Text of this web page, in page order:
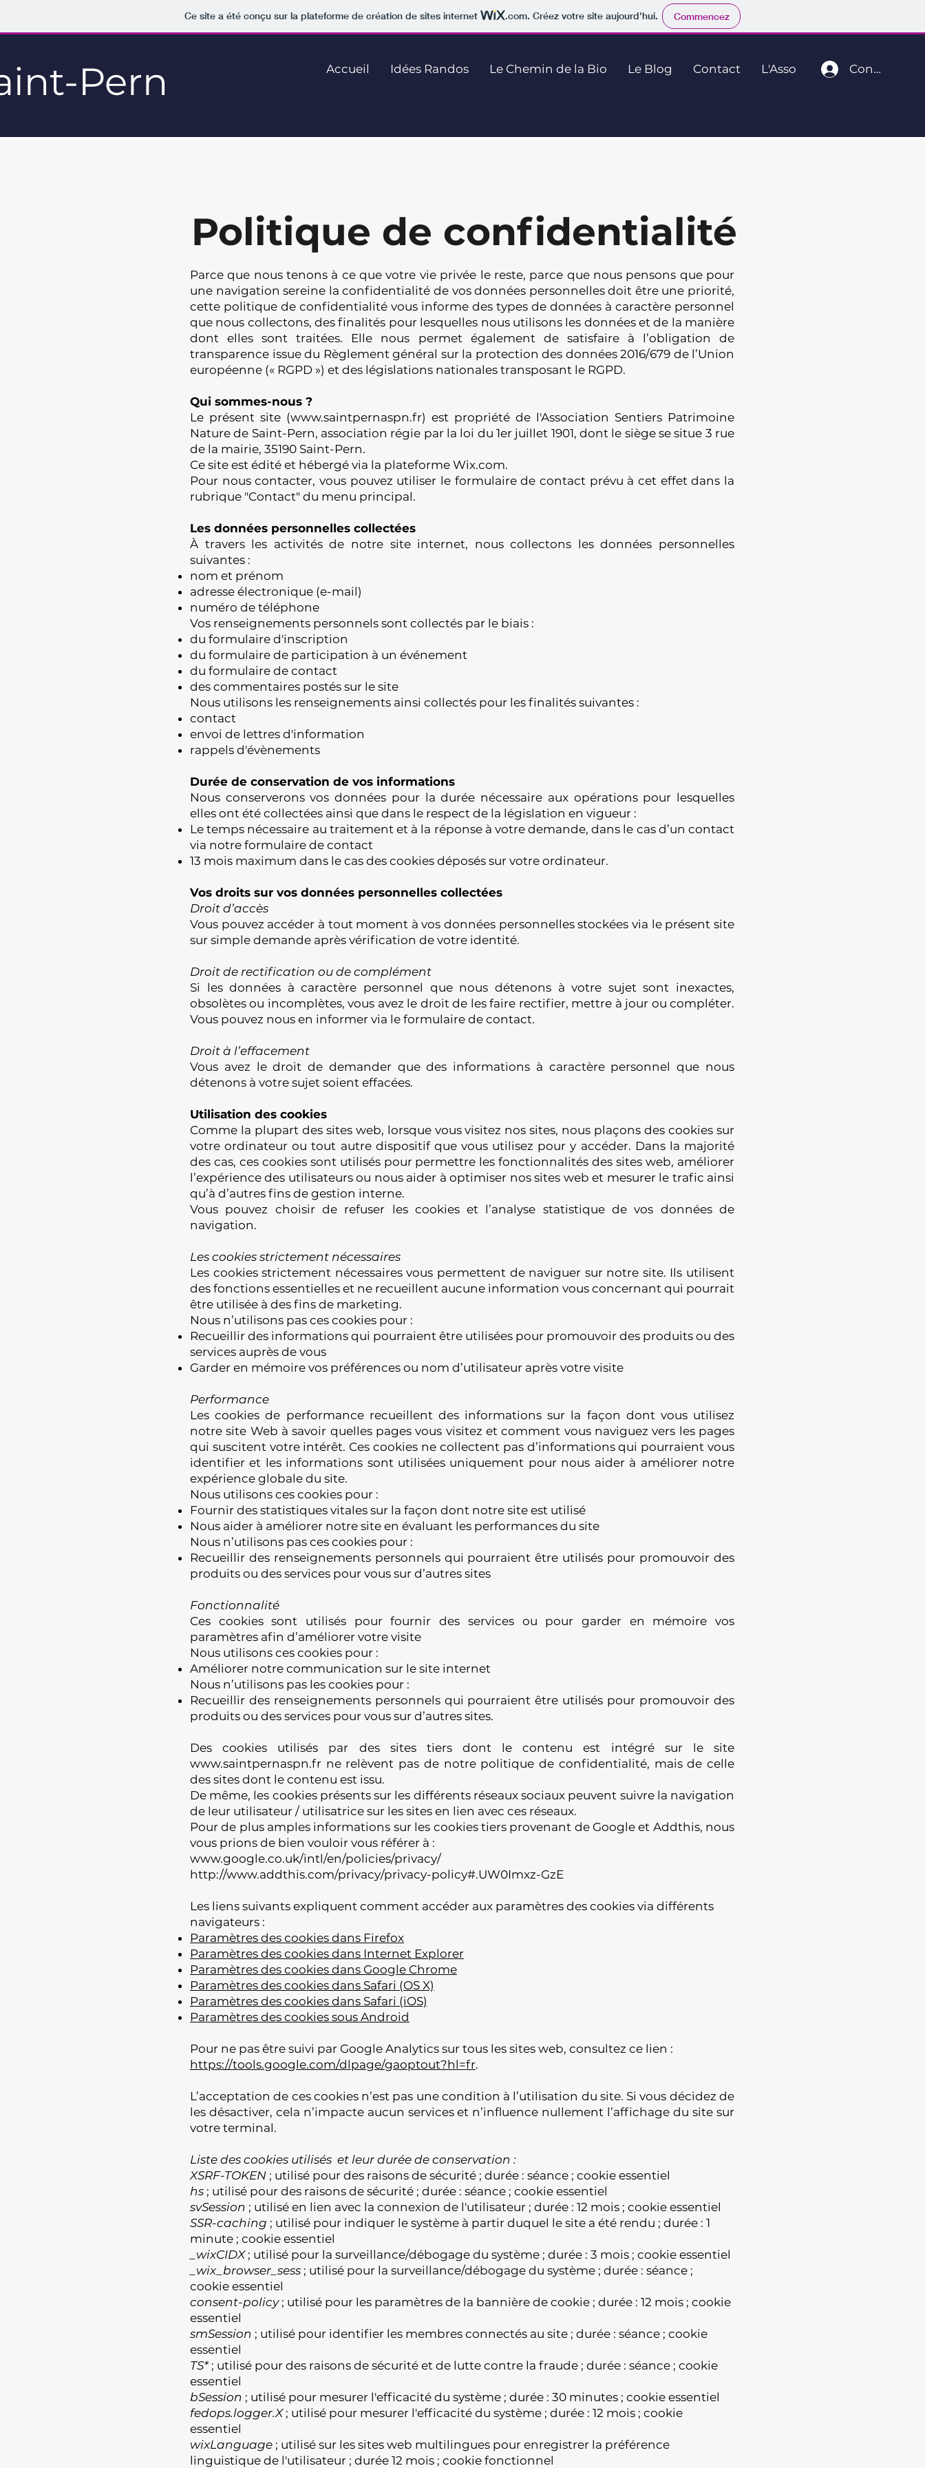
Ce site a été conçu sur la plateforme de création de sites internet .com. Créez votre site aujourd'hui. Commencez
Pern Accueil Idées Randos Le Chemin de la Bio Le Blog Contact L'Asso Connexion
Politique de confidentialité
Parce que nous tenons à ce que votre vie privée le reste, parce que nous pensons que pour
une navigation sereine la confidentialité de vos données personnelles doit être une priorité,
cette politique de confidentialité vous informe des types de données à caractère personnel
que nous collectons, des finalités pour lesquelles nous utilisons les données et de la manière
dont elles sont traitées. Elle nous permet également de satisfaire à l’obligation de
transparence issue du Règlement général sur la protection des données 2016/679 de l’Union
européenne (« RGPD ») et des législations nationales transposant le RGPD.
Qui sommes-nous ?
Le présent site (www.saintpernaspn.fr) est propriété de l'Association Sentiers Patrimoine
Nature de Saint-Pern, association régie par la loi du 1er juillet 1901, dont le siège se situe 3 rue
de la mairie, 35190 Saint-Pern.
Ce site est édité et hébergé via la plateforme Wix.com.
Pour nous contacter, vous pouvez utiliser le formulaire de contact prévu à cet effet dans la
rubrique "Contact" du menu principal.
Les données personnelles collectées
À travers les activités de notre site internet, nous collectons les données personnelles
suivantes :
nom et prénom
adresse électronique (e-mail)
numéro de téléphone
Vos renseignements personnels sont collectés par le biais :
du formulaire d'inscription
du formulaire de participation à un événement
du formulaire de contact
des commentaires postés sur le site
Nous utilisons les renseignements ainsi collectés pour les finalités suivantes :
contact
envoi de lettres d'information
rappels d'évènements
Durée de conservation de vos informations
Nous conserverons vos données pour la durée nécessaire aux opérations pour lesquelles
elles ont été collectées ainsi que dans le respect de la législation en vigueur :
Le temps nécessaire au traitement et à la réponse à votre demande, dans le cas d’un contact
via notre formulaire de contact
13 mois maximum dans le cas des cookies déposés sur votre ordinateur.
Vos droits sur vos données personnelles collectées
Droit d’accès
Vous pouvez accéder à tout moment à vos données personnelles stockées via le présent site
sur simple demande après vérification de votre identité.
Droit de rectification ou de complément
Si les données à caractère personnel que nous détenons à votre sujet sont inexactes,
obsolètes ou incomplètes, vous avez le droit de les faire rectifier, mettre à jour ou compléter.
Vous pouvez nous en informer via le formulaire de contact.
Droit à l’effacement
Vous avez le droit de demander que des informations à caractère personnel que nous
détenons à votre sujet soient effacées.
Utilisation des cookies
Comme la plupart des sites web, lorsque vous visitez nos sites, nous plaçons des cookies sur
votre ordinateur ou tout autre dispositif que vous utilisez pour y accéder. Dans la majorité
des cas, ces cookies sont utilisés pour permettre les fonctionnalités des sites web, améliorer
l’expérience des utilisateurs ou nous aider à optimiser nos sites web et mesurer le trafic ainsi
qu’à d’autres fins de gestion interne.
Vous pouvez choisir de refuser les cookies et l’analyse statistique de vos données de
navigation.
Les cookies strictement nécessaires
Les cookies strictement nécessaires vous permettent de naviguer sur notre site. Ils utilisent
des fonctions essentielles et ne recueillent aucune information vous concernant qui pourrait
être utilisée à des fins de marketing.
Nous n’utilisons pas ces cookies pour :
Recueillir des informations qui pourraient être utilisées pour promouvoir des produits ou des
services auprès de vous
Garder en mémoire vos préférences ou nom d’utilisateur après votre visite
Performance
Les cookies de performance recueillent des informations sur la façon dont vous utilisez
notre site Web à savoir quelles pages vous visitez et comment vous naviguez vers les pages
qui suscitent votre intérêt. Ces cookies ne collectent pas d’informations qui pourraient vous
identifier et les informations sont utilisées uniquement pour nous aider à améliorer notre
expérience globale du site.
Nous utilisons ces cookies pour :
Fournir des statistiques vitales sur la façon dont notre site est utilisé
Nous aider à améliorer notre site en évaluant les performances du site
Nous n’utilisons pas ces cookies pour :
Recueillir des renseignements personnels qui pourraient être utilisés pour promouvoir des
produits ou des services pour vous sur d’autres sites
Fonctionnalité
Ces cookies sont utilisés pour fournir des services ou pour garder en mémoire vos
paramètres afin d’améliorer votre visite
Nous utilisons ces cookies pour :
Améliorer notre communication sur le site internet
Nous n’utilisons pas les cookies pour :
Recueillir des renseignements personnels qui pourraient être utilisés pour promouvoir des
produits ou des services pour vous sur d’autres sites.
Des cookies utilisés par des sites tiers dont le contenu est intégré sur le site
www.saintpernaspn.fr ne relèvent pas de notre politique de confidentialité, mais de celle
des sites dont le contenu est issu.
De même, les cookies présents sur les différents réseaux sociaux peuvent suivre la navigation
de leur utilisateur / utilisatrice sur les sites en lien avec ces réseaux.
Pour de plus amples informations sur les cookies tiers provenant de Google et Addthis, nous
vous prions de bien vouloir vous référer à :
www.google.co.uk/intl/en/policies/privacy/
http://www.addthis.com/privacy/privacy-policy#.UW0Imxz-GzE
Les liens suivants expliquent comment accéder aux paramètres des cookies via différents
navigateurs :
Paramètres des cookies dans Firefox
Paramètres des cookies dans Internet Explorer
Paramètres des cookies dans Google Chrome
Paramètres des cookies dans Safari (OS X)
Paramètres des cookies dans Safari (iOS)
Paramètres des cookies sous Android
Pour ne pas être suivi par Google Analytics sur tous les sites web, consultez ce lien :
https://tools.google.com/dlpage/gaoptout?hl=fr.
L’acceptation de ces cookies n’est pas une condition à l’utilisation du site. Si vous décidez de
les désactiver, cela n’impacte aucun services et n’influence nullement l’affichage du site sur
votre terminal.
Liste des cookies utilisés et leur durée de conservation :
XSRF-TOKEN ; utilisé pour des raisons de sécurité ; durée : séance ; cookie essentiel
hs ; utilisé pour des raisons de sécurité ; durée : séance ; cookie essentiel
svSession ; utilisé en lien avec la connexion de l'utilisateur ; durée : 12 mois ; cookie essentiel
SSR-caching ; utilisé pour indiquer le système à partir duquel le site a été rendu ; durée : 1
minute ; cookie essentiel
_wixCIDX; utilisé pour la surveillance/débogage du système ; durée : 3 mois ; cookie essentiel
_wix_browser_sess ; utilisé pour la surveillance/débogage du système ; durée : séance ;
cookie essentiel
consent-policy; utilisé pour les paramètres de la bannière de cookie ; durée : 12 mois ; cookie
essentiel
smSession ; utilisé pour identifier les membres connectés au site ; durée : séance ; cookie
essentiel
TS*; utilisé pour des raisons de sécurité et de lutte contre la fraude ; durée : séance ; cookie
essentiel
bSession ; utilisé pour mesurer l'efficacité du système ; durée : 30 minutes ; cookie essentiel
fedops.logger.X; utilisé pour mesurer l'efficacité du système ; durée : 12 mois ; cookie
essentiel
wixLanguage ; utilisé sur les sites web multilingues pour enregistrer la préférence
linguistique de l'utilisateur ; durée 12 mois ; cookie fonctionnel